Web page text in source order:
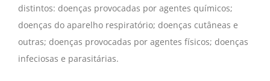
distintos: doenças provocadas por agentes químicos;
doenças do aparelho respiratório; doenças cutâneas e
outras; doenças provocadas por agentes físicos; doenças
infeciosas e parasitárias.